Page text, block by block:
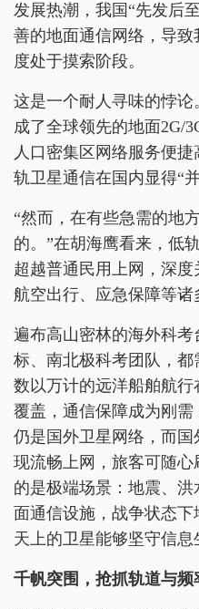
发展热潮，我国“先发后
善的地面通信网络，导
度处于摸索阶段。
这是一个耐人寻味的悖
成了全球领先的地面2G/
人口密集区网络服务便
轨卫星通信在国内显得“并
“然而，在有些急需的地
的。”在胡海鹰看来，低
超越普通民用上网，深度
航空出行、应急保障等诸
遍布高山密林的海外科
标、南北极科考团队，都
数以万计的远洋船舶航
覆盖，通信保障成为刚
仍是国外卫星网络，而
现流畅上网，旅客可随
的是极端场景：地震、
面通信设施，战争状态
天上的卫星能够坚守信息
千帆突围 ， 抢抓轨道与频